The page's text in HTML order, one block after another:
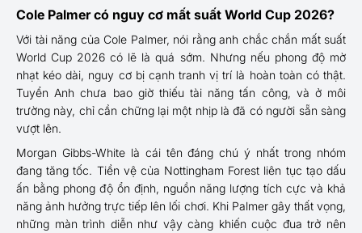
Cole Palmer có nguy cơ mất suất World Cup 2026?
Với tài năng của Cole Palmer, nói rằng anh chắc chắn mất suất
World Cup 2026 có lẽ là quá sớm. Nhưng nếu phong độ mờ
nhạt kéo dài, nguy cơ bị cạnh tranh vị trí là hoàn toàn có thật.
Tuyển Anh chưa bao giờ thiếu tài năng tấn công, và ở môi
trường này, chỉ cần chững lại một nhịp là đã có người sẵn sàng
vượt lên.
Morgan Gibbs-White là cái tên đáng chú ý nhất trong nhóm
đang tăng tốc. Tiền vệ của Nottingham Forest liên tục tạo dấu
ấn bằng phong độ ổn định, nguồn năng lượng tích cực và khả
năng ảnh hưởng trực tiếp lên lối chơi. Khi Palmer gây thất vọng,
những màn trình diễn như vậy càng khiến cuộc đua trở nên